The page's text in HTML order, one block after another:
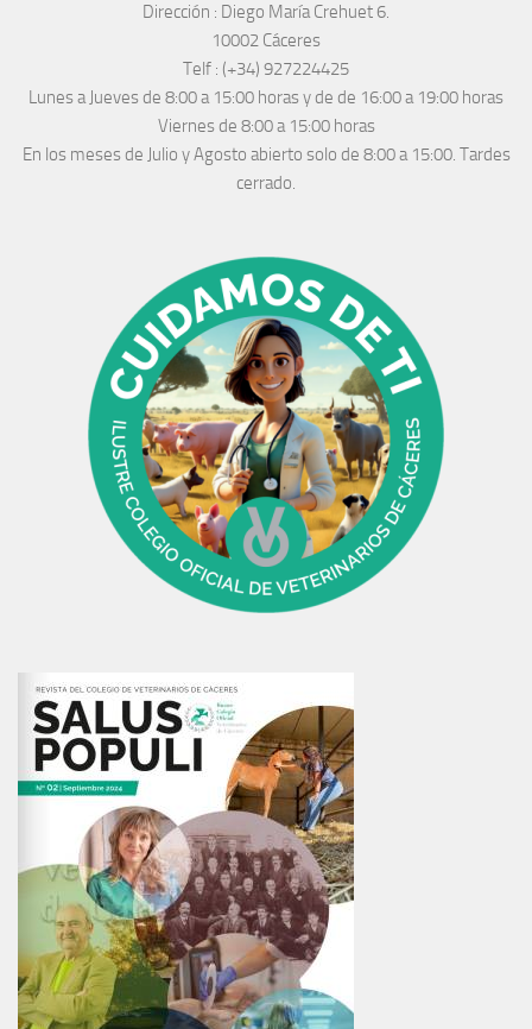
Dirección : Diego María Crehuet 6.
10002 Cáceres
Telf : (+34) 927224425
Lunes a Jueves de 8:00 a 15:00 horas y de de 16:00 a 19:00 horas
Viernes de 8:00 a 15:00 horas
En los meses de Julio y Agosto abierto solo de 8:00 a 15:00. Tardes
cerrado.